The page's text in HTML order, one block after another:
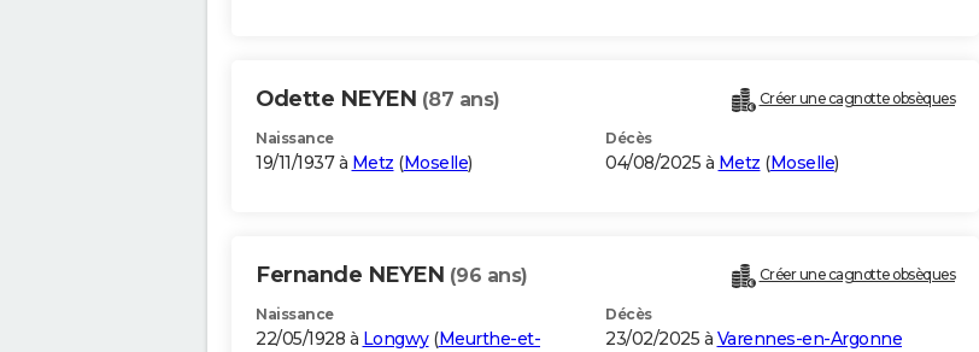
Odette NEYEN (87 ans) Créer une cagnotte obsèques
Naissance
19/11/1937 à Metz (Moselle)
Décès
04/08/2025 à Metz (Moselle)
Fernande NEYEN (96 ans) Créer une cagnotte obsèques
Naissance
22/05/1928 à Longwy(Meurthe-et-
Décès
23/02/2025 à Varennes-en-Argonne